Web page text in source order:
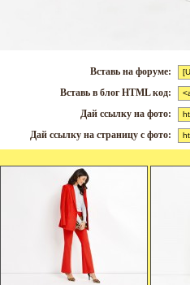
Вставь на форуме:
Вставь в блог HTML код:
Дай ссылку на фото:
Дай ссылку на страницу с фото: